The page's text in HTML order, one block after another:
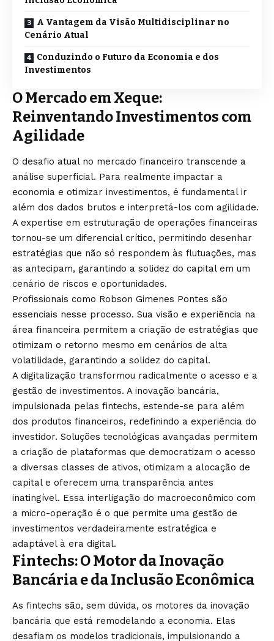
A Vantagem da Visão Multidisciplinar no
Cenário Atual
Conduzindo o Futuro da Economia e dos
Investimentos
O Mercado em Xeque:
Reinventando Investimentos com
Agilidade
O desafio atual no mercado financeiro transcende a
análise superficial. Para realmente impactar a
economia e otimizar investimentos, é fundamental ir
além dos dados brutos e interpretá-los com agilidade.
A expertise em estruturação de operações financeiras
tornou-se um diferencial crítico, permitindo desenhar
estratégias que não só respondem às flutuações, mas
as antecipam, garantindo a solidez do capital em um
cenário de riscos e oportunidades.
Profissionais como Robson Gimenes Pontes são
essenciais nesse processo. Sua visão e experiência na
área financeira permitem a criação de estratégias que
otimizam o retorno mesmo em cenários de alta
volatilidade, garantindo a solidez do capital.
A digitalização transformou radicalmente o acesso e a
gestão de investimentos. A inovação bancária,
impulsionada pelas fintechs, estende-se para além
dos produtos financeiros, redefinindo a experiência do
investidor. Soluções tecnológicas avançadas permitem
a criação de plataformas que democratizam o acesso
a diversas classes de ativos, otimizam a alocação de
capital e oferecem uma transparência antes
inatingível. Essa interligação do macroeconômico com
a micro-operação é o que permite uma gestão de
investimentos verdadeiramente estratégica e
adaptável à era digital.
Fintechs: O Motor da Inovação
Bancária e da Inclusão Econômica
As fintechs são, sem dúvida, os motores da inovação
bancária que está remodelando a economia. Elas
desafiam os modelos tradicionais, impulsionando a